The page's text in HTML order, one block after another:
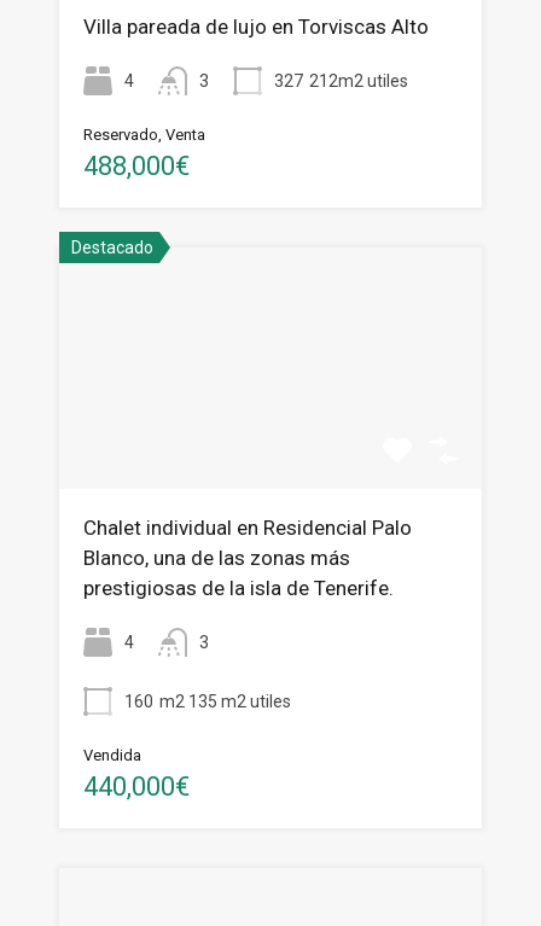
Villa pareada de lujo en Torviscas Alto
4 3 327 212m2 utiles
Reservado, Venta
488,000€
Destacado
Chalet individual en Residencial Palo
Blanco, una de las zonas más
prestigiosas de la isla de Tenerife.
4 3
160 m2 135 m2 utiles
Vendida
440,000€